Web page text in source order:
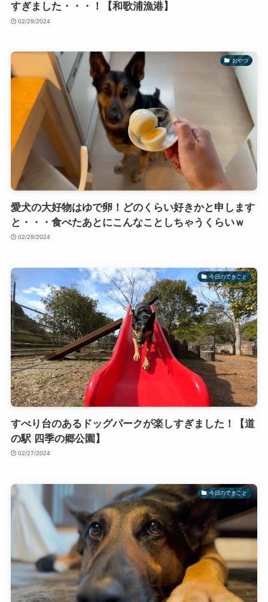
すぎました・・・！【和歌浦漁港】
02/29/2024
おやつ
愛犬の大好物はゆで卵！どのくらい好きかと申します
と・・・食べたあとにこんなことしちゃうくらいｗ
02/28/2024
今日のできごと
すべり台のあるドッグパークが楽しすぎました！【道
の駅 四季の郷公園】
02/27/2024
今日のできごと